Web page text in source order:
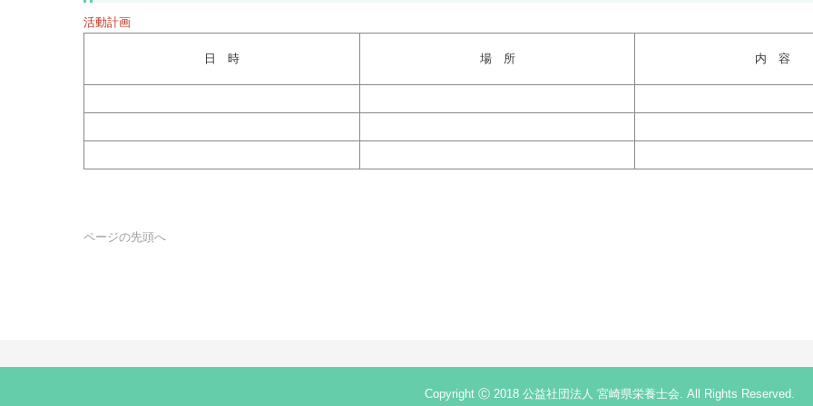
事業部の紹介
楽しい研修等を企画しておりますので、是非ご参加下さい。